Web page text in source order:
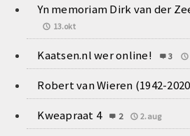
Yn memoriam Dirk van der
13.okt
Kaatsen.nl wer online! 3
Robert van Wieren (1942-
Kweapraat 4 2 2.aug